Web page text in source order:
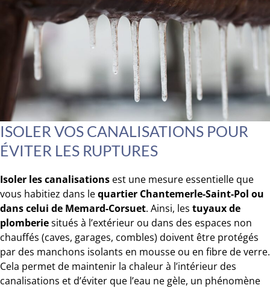
ISOLER VOS CANALISATIONS POUR
ÉVITER LES RUPTURES
Isoler les canalisations est une mesure essentielle que
vous habitiez dans lequartier Chantemerle-Saint-Pol ou
dans celui de Memard-Corsuet. Ainsi, les tuyaux de
plomberiesitués à l’extérieur ou dans des espaces non
chauffés (caves, garages, combles) doivent être protégés
par des manchons isolants en mousse ou en fibre de verre.
Cela permet de maintenir la chaleur à l’intérieur des
canalisations et d’éviter que l’eau ne gèle, un phénomène